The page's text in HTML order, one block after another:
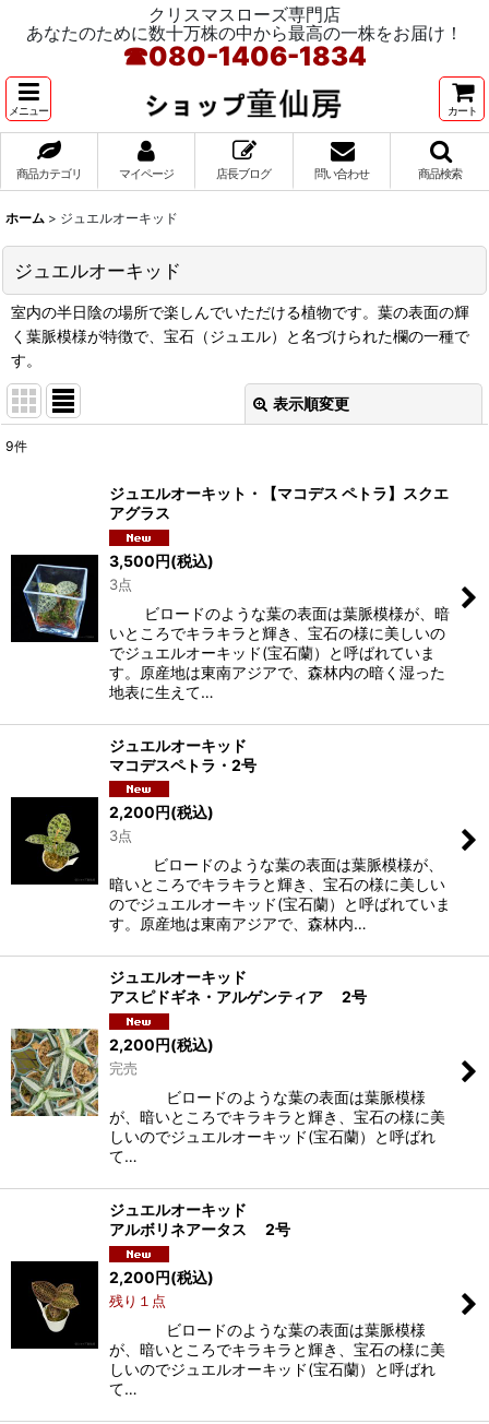
クリスマスローズ専門店
あなたのために数十万株の中から最高の一株をお届け！
☎080-1406-1834
メニュー カート
商品カテゴリ マイページ 店長ブログ 問い合わせ 商品検索
ホーム > ジュエルオーキッド
ジュエルオーキッド
室内の半日陰の場所で楽しんでいただける植物です。葉の表面の輝
く葉脈模様が特徴で、宝石（ジュエル）と名づけられた欄の一種で
す。
表示順変更
並び順:
絞り込む
9件
ジュエルオーキット・【マコデス ペトラ】スクエ
アグラス
3,500円(税込)
3点
ビロードのような葉の表面は葉脈模様が、暗
いところでキラキラと輝き、宝石の様に美しいの
でジュエルオーキッド(宝石蘭）と呼ばれていま
す。原産地は東南アジアで、森林内の暗く湿った
地表に生えて…
ジュエルオーキッド
マコデスペトラ・2号
2,200円(税込)
3点
ビロードのような葉の表面は葉脈模様が、
暗いところでキラキラと輝き、宝石の様に美しい
のでジュエルオーキッド(宝石蘭）と呼ばれていま
す。原産地は東南アジアで、森林内…
ジュエルオーキッド
アスピドギネ・アルゲンティア 2号
2,200円(税込)
完売
ビロードのような葉の表面は葉脈模様
が、暗いところでキラキラと輝き、宝石の様に美
しいのでジュエルオーキッド(宝石蘭）と呼ばれ
て…
ジュエルオーキッド
アルボリネアータス 2号
2,200円(税込)
残り１点
ビロードのような葉の表面は葉脈模様
が、暗いところでキラキラと輝き、宝石の様に美
しいのでジュエルオーキッド(宝石蘭）と呼ばれ
て…